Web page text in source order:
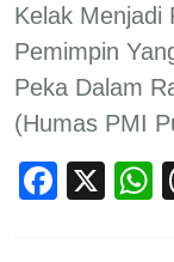
Kelak Menjadi
Pemimpin
Peka Dalam
(Humas PMI
X